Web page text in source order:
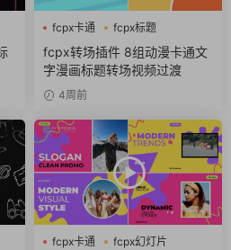
fcpx卡通
fcpx标题
fcpx转场
fcpx转场插件 8组动漫卡通文
字漫画标题转场视频过渡
4周前
fcpx卡通
fcpx幻灯片